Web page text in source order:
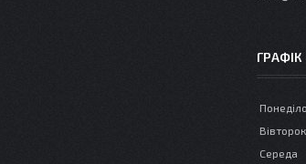
Вівторок
Середа